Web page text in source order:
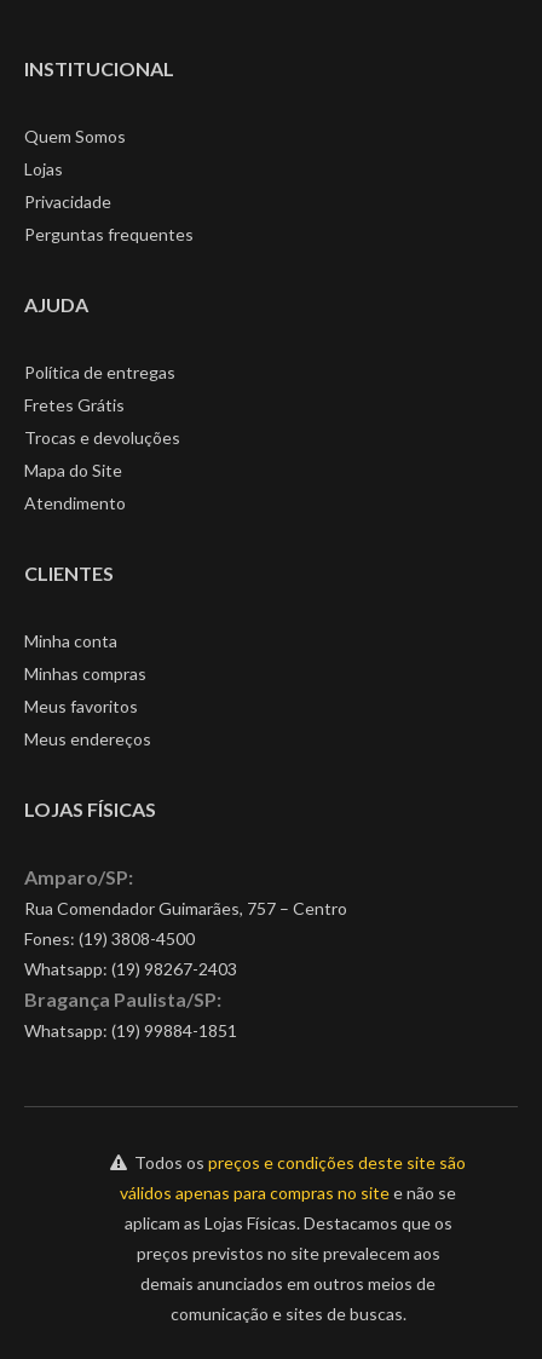
INSTITUCIONAL
Quem Somos
Lojas
Privacidade
Perguntas frequentes
AJUDA
Política de entregas
Fretes Grátis
Trocas e devoluções
Mapa do Site
Atendimento
CLIENTES
Minha conta
Minhas compras
Meus favoritos
Meus endereços
LOJAS FÍSICAS
Amparo/SP:
Rua Comendador Guimarães, 757 – Centro
Fones: (19) 3808-4500
Whatsapp: (19) 98267-2403
Bragança Paulista/SP:
Whatsapp: (19) 99884-1851
Todos ospreços e condições deste site são
válidos apenas para compras no sitee não se
aplicam as Lojas Físicas. Destacamos que os
preços previstos no site prevalecem aos
demais anunciados em outros meios de
comunicação e sites de buscas.